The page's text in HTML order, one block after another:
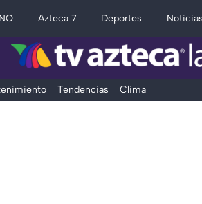
Azteca 7 Deportes Noticias
Tendencias Clima